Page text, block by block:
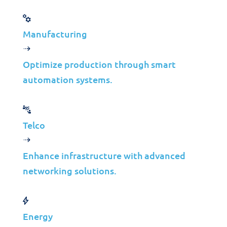
Manufacturing
Optimize production through smart
automation systems.
Telco
Enhance infrastructure with advanced
networking solutions.
Energy
Comme indiqué dans nos articles sur la
façon denaviguer dans les
cette connaissance spécialisée est
cruciale pour atténuer les risques.
2. Délégation Stratégique
des Tâches Routinières
interne tout en déléguant les tâches